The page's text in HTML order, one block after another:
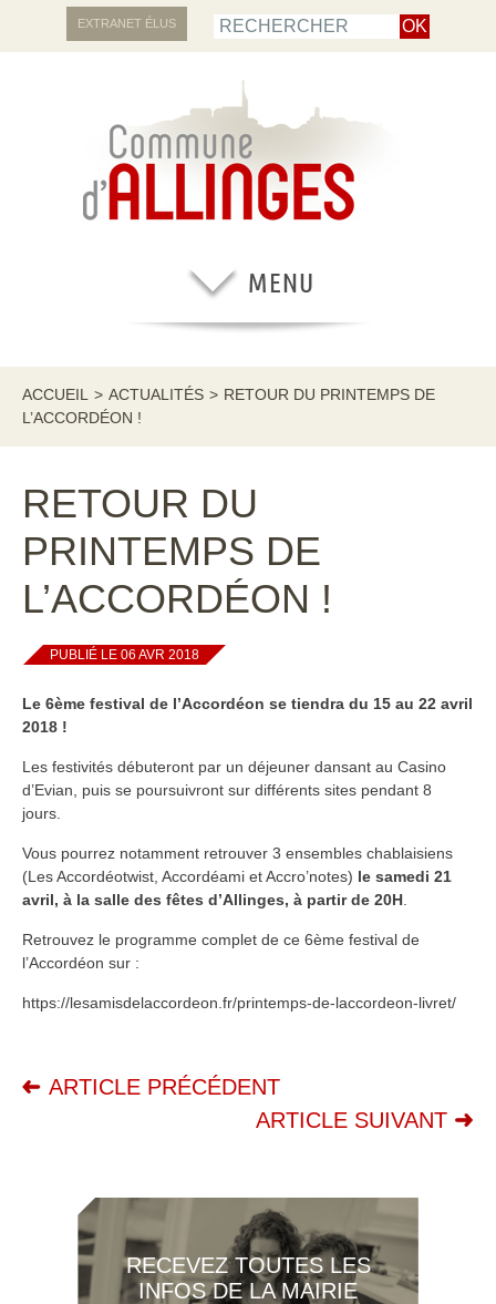
EXTRANET ÉLUS
ACCUEIL > ACTUALITÉS > RETOUR DU PRINTEMPS DE
L’ACCORDÉON !
RETOUR DU
PRINTEMPS DE
L’ACCORDÉON !
PUBLIÉ LE 06 AVR 2018
Le 6ème festival de l’Accordéon se tiendra du 15 au 22 avril
2018 !
Les festivités débuteront par un déjeuner dansant au Casino
d’Evian, puis se poursuivront sur différents sites pendant 8
jours.
Vous pourrez notamment retrouver 3 ensembles chablaisiens
(Les Accordéotwist, Accordéami et Accro’notes) le samedi 21
avril, à la salle des fêtes d’Allinges, à partir de 20H
Retrouvez le programme complet de ce 6ème festival de
l’Accordéon sur :
https://lesamisdelaccordeon.fr/printemps-de-laccordeon-livret/
ARTICLE PRÉCÉDENT
ARTICLE SUIVANT
RECEVEZ TOUTES LES
INFOS DE LA MAIRIE